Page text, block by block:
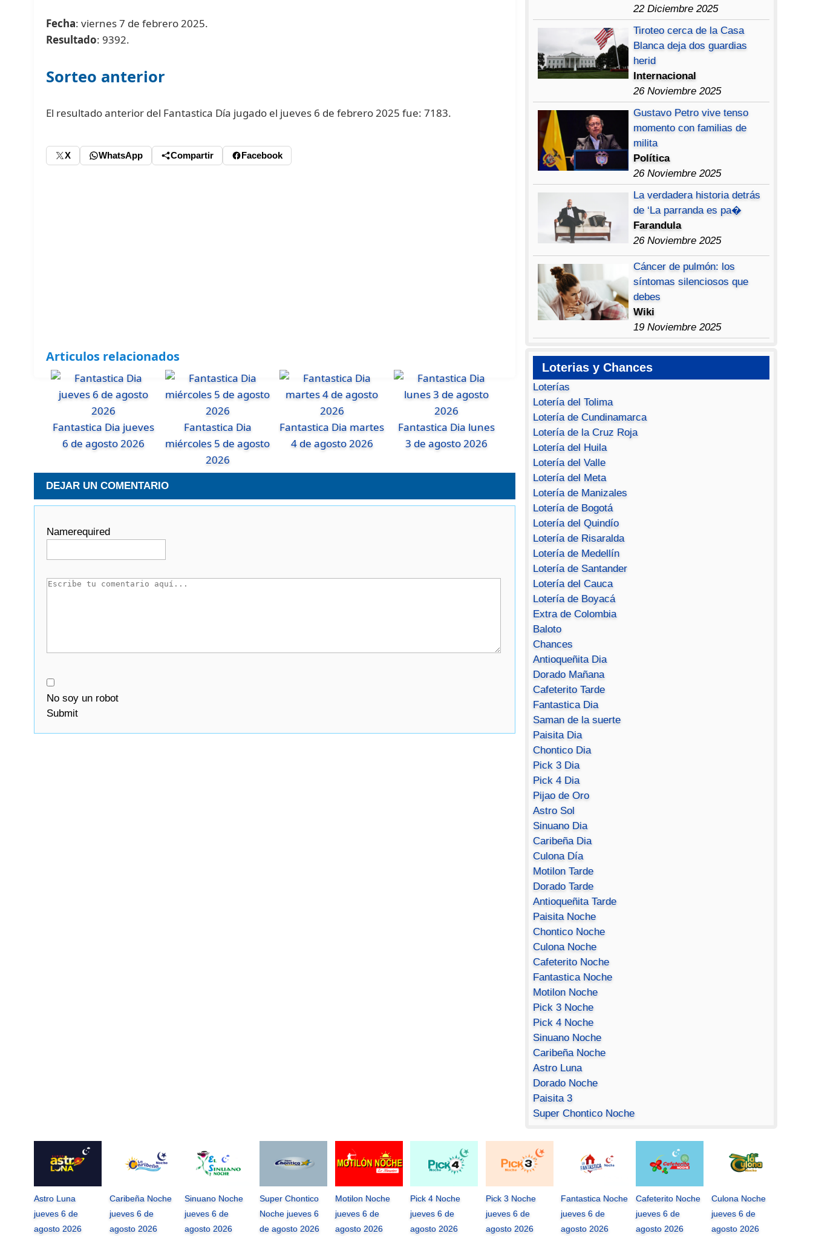
Fecha: viernes 7 de febrero 2025.
Resultado: 9392.
Sorteo anterior
El resultado anterior del Fantastica Día jugado el jueves 6 de febrero 2025 fue: 7183.
X WhatsApp Compartir Facebook
Articulos relacionados
Fantastica Dia jueves
6 de agosto 2026
Fantastica Dia
miércoles 5 de agosto
2026
Fantastica Dia martes
4 de agosto 2026
Fantastica Dia lunes
3 de agosto 2026
DEJAR UN COMENTARIO
Namerequired
No soy un robot
Submit
22 Diciembre 2025
Tiroteo cerca de la Casa
Blanca deja dos guardias
herid
Internacional
26 Noviembre 2025
Gustavo Petro vive tenso
momento con familias de
milita
Política
26 Noviembre 2025
La verdadera historia detrás
de ‘La parranda es pa�
Farandula
26 Noviembre 2025
Cáncer de pulmón: los
síntomas silenciosos que
debes
Wiki
19 Noviembre 2025
Loterias y Chances
Loterías
Lotería del Tolima
Lotería de Cundinamarca
Lotería de la Cruz Roja
Lotería del Huila
Lotería del Valle
Lotería del Meta
Lotería de Manizales
Lotería de Bogotá
Lotería del Quindío
Lotería de Risaralda
Lotería de Medellín
Lotería de Santander
Lotería del Cauca
Lotería de Boyacá
Extra de Colombia
Baloto
Chances
Antioqueñita Dia
Dorado Mañana
Cafeterito Tarde
Fantastica Dia
Saman de la suerte
Paisita Dia
Chontico Dia
Pick 3 Dia
Pick 4 Dia
Pijao de Oro
Astro Sol
Sinuano Dia
Caribeña Dia
Culona Día
Motilon Tarde
Dorado Tarde
Antioqueñita Tarde
Paisita Noche
Chontico Noche
Culona Noche
Cafeterito Noche
Fantastica Noche
Motilon Noche
Pick 3 Noche
Pick 4 Noche
Sinuano Noche
Caribeña Noche
Astro Luna
Dorado Noche
Paisita 3
Super Chontico Noche
Astro Luna
jueves 6 de
agosto 2026
Caribeña Noche
jueves 6 de
agosto 2026
Sinuano Noche
jueves 6 de
agosto 2026
Super Chontico
Noche jueves 6
de agosto 2026
Motilon Noche
jueves 6 de
agosto 2026
Pick 4 Noche
jueves 6 de
agosto 2026
Pick 3 Noche
jueves 6 de
agosto 2026
Fantastica Noche
jueves 6 de
agosto 2026
Cafeterito Noche
jueves 6 de
agosto 2026
Culona Noche
jueves 6 de
agosto 2026